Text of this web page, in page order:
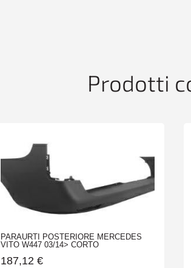
Prodotti
PARAURTI POSTERIORE MERCEDES
VITO W447 03/14> CORTO
187,12 €